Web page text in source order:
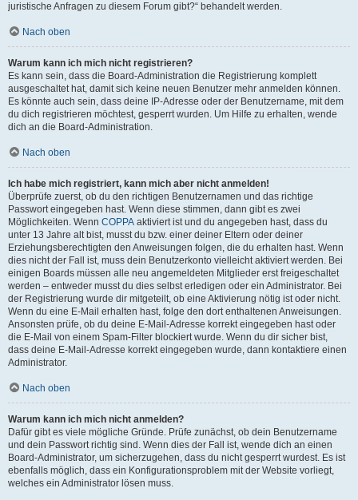
juristische Anfragen zu diesem Forum gibt?“ behandelt werden.
Nach oben
Warum kann ich mich nicht registrieren?
Es kann sein, dass die Board-Administration die Registrierung komplett
ausgeschaltet hat, damit sich keine neuen Benutzer mehr anmelden können.
Es könnte auch sein, dass deine IP-Adresse oder der Benutzername, mit dem
du dich registrieren möchtest, gesperrt wurden. Um Hilfe zu erhalten, wende
dich an die Board-Administration.
Nach oben
Ich habe mich registriert, kann mich aber nicht anmelden!
Überprüfe zuerst, ob du den richtigen Benutzernamen und das richtige
Passwort eingegeben hast. Wenn diese stimmen, dann gibt es zwei
Möglichkeiten. Wenn COPPA aktiviert ist und du angegeben hast, dass du
unter 13 Jahre alt bist, musst du bzw. einer deiner Eltern oder deiner
Erziehungsberechtigten den Anweisungen folgen, die du erhalten hast. Wenn
dies nicht der Fall ist, muss dein Benutzerkonto vielleicht aktiviert werden. Bei
einigen Boards müssen alle neu angemeldeten Mitglieder erst freigeschaltet
werden – entweder musst du dies selbst erledigen oder ein Administrator. Bei
der Registrierung wurde dir mitgeteilt, ob eine Aktivierung nötig ist oder nicht.
Wenn du eine E-Mail erhalten hast, folge den dort enthaltenen Anweisungen.
Ansonsten prüfe, ob du deine E-Mail-Adresse korrekt eingegeben hast oder
die E-Mail von einem Spam-Filter blockiert wurde. Wenn du dir sicher bist,
dass deine E-Mail-Adresse korrekt eingegeben wurde, dann kontaktiere einen
Administrator.
Nach oben
Warum kann ich mich nicht anmelden?
Dafür gibt es viele mögliche Gründe. Prüfe zunächst, ob dein Benutzername
und dein Passwort richtig sind. Wenn dies der Fall ist, wende dich an einen
Board-Administrator, um sicherzugehen, dass du nicht gesperrt wurdest. Es ist
ebenfalls möglich, dass ein Konfigurationsproblem mit der Website vorliegt,
welches ein Administrator lösen muss.